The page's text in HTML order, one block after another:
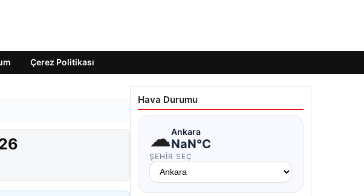
Çerez Politikası
Hava Durumu
☁Ankara
NaN°C
ŞEHIR SEÇ